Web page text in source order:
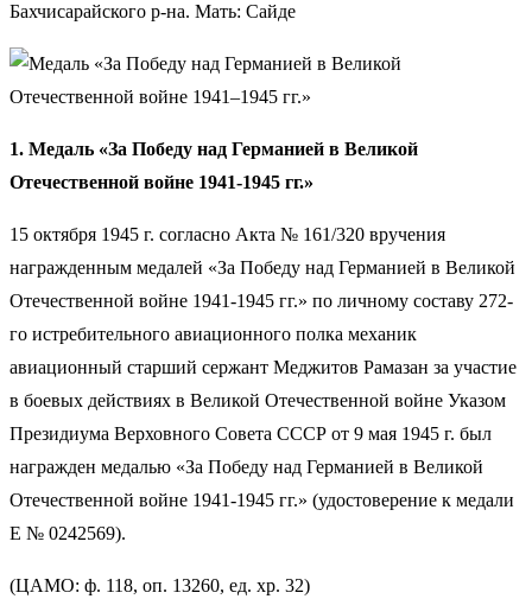
Бахчисарайского р-на. Мать: Сайде
1. Медаль «За Победу над Германией в Великой
Отечественной войне 1941-1945 гг.»
15 октября 1945 г. согласно Акта № 161/320 вручения
награжденным медалей «За Победу над Германией в Великой
Отечественной войне 1941-1945 гг.» по личному составу 272-
го истребительного авиационного полка механик
авиационный старший сержант Меджитов Рамазан за участие
в боевых действиях в Великой Отечественной войне Указом
Президиума Верховного Совета СССР от 9 мая 1945 г. был
награжден медалью «За Победу над Германией в Великой
Отечественной войне 1941-1945 гг.» (удостоверение к медали
Е № 0242569).
(ЦАМО: ф. 118, оп. 13260, ед. хр. 32)